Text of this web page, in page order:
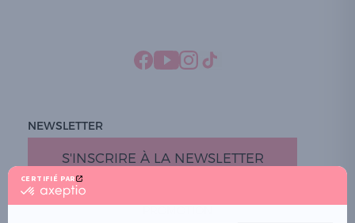
CERTIFIÉ PAR
certifié
NEWSLETTER
S'INSCRIRE À LA NEWSLETTER